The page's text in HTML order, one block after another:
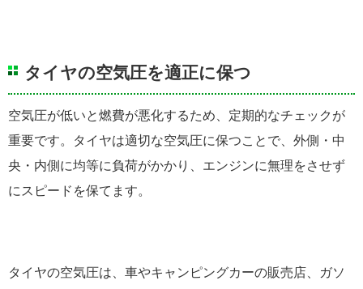
タイヤの空気圧を適正に保つ
空気圧が低いと燃費が悪化するため、定期的なチェックが
重要です。タイヤは適切な空気圧に保つことで、外側・中
央・内側に均等に負荷がかかり、エンジンに無理をさせず
にスピードを保てます。
タイヤの空気圧は、車やキャンピングカーの販売店、ガソ